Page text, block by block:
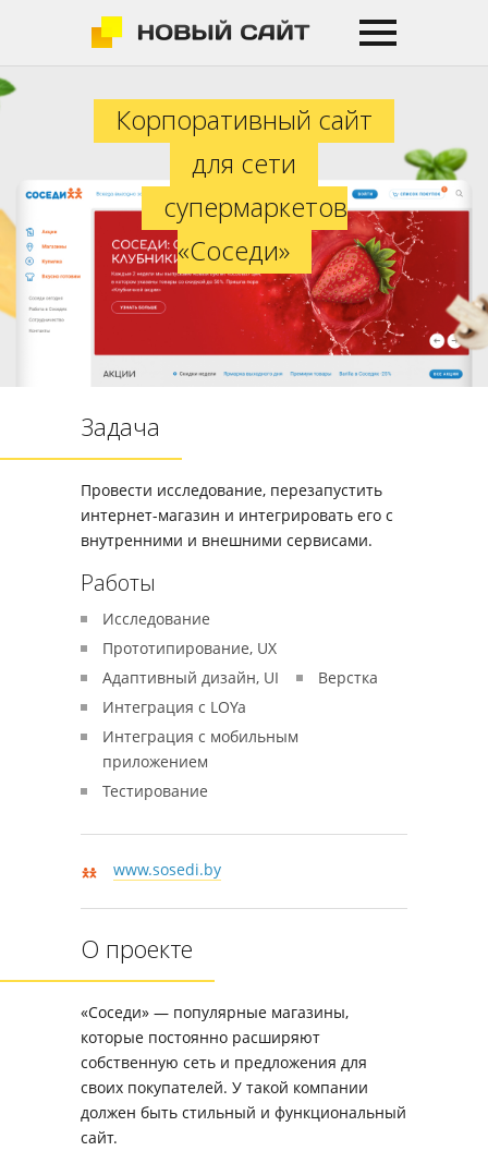
Корпоративный сайт для сети
Корпоративный сайт
для сети
супермаркетов
«Соседи»
Задача
Провести исследование, перезапустить
интернет-магазин и интегрировать его с
внутренними и внешними сервисами.
Работы
Исследование
Прототипирование, UX
Адаптивный дизайн, UI
Верстка
Интеграция с LOYa
Интеграция с мобильным
приложением
Тестирование
www.sosedi.by
О проекте
«Соседи» — популярные магазины,
которые постоянно расширяют
собственную сеть и предложения для
своих покупателей. У такой компании
должен быть стильный и функциональный
сайт.